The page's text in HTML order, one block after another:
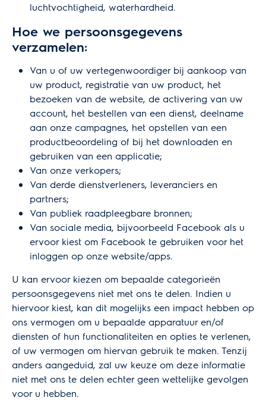
luchtvochtigheid, waterhardheid.
Hoe we persoonsgegevens
verzamelen:
Van u of uw vertegenwoordiger bij aankoop van
uw product, registratie van uw product, het
bezoeken van de website, de activering van uw
account, het bestellen van een dienst, deelname
aan onze campagnes, het opstellen van een
productbeoordeling of bij het downloaden en
gebruiken van een applicatie;
Van onze verkopers;
Van derde dienstverleners, leveranciers en
partners;
Van publiek raadpleegbare bronnen;
Van sociale media, bijvoorbeeld Facebook als u
ervoor kiest om Facebook te gebruiken voor het
inloggen op onze website/apps.
U kan ervoor kiezen om bepaalde categorieën
persoonsgegevens niet met ons te delen. Indien u
hiervoor kiest, kan dit mogelijks een impact hebben op
ons vermogen om u bepaalde apparatuur en/of
diensten of hun functionaliteiten en opties te verlenen,
of uw vermogen om hiervan gebruik te maken. Tenzij
anders aangeduid, zal uw keuze om deze informatie
niet met ons te delen echter geen wettelijke gevolgen
voor u hebben.